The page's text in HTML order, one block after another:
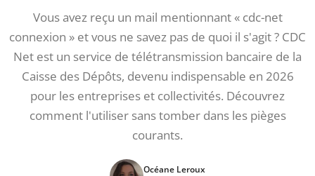
Vous avez reçu un mail mentionnant « cdc-net
connexion » et vous ne savez pas de quoi il s'agit ? CDC
Net est un service de télétransmission bancaire de la
Caisse des Dépôts, devenu indispensable en 2026
pour les entreprises et collectivités. Découvrez
comment l'utiliser sans tomber dans les pièges
courants.
Océane Leroux